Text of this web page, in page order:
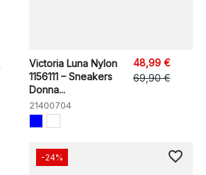
Victoria Luna Nylon
1156111 – Sneakers
Donna...
21400704
48,99 €
69,90 €
-24% favorite_border